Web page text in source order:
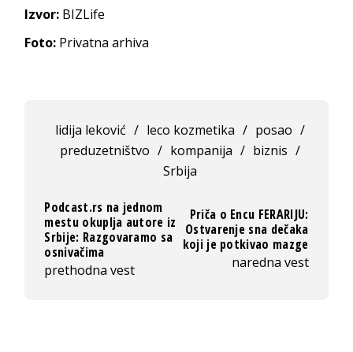
Izvor: BIZLife
Foto: Privatna arhiva
lidija leković / leco kozmetika / posao /
preduzetništvo / kompanija / biznis /
Srbija
Podcast.rs na jednom
mestu okuplja autore iz
Srbije: Razgovaramo sa
osnivačima
prethodna vest
Priča o Encu FERARIJU:
Ostvarenje sna dečaka
koji je potkivao mazge
naredna vest